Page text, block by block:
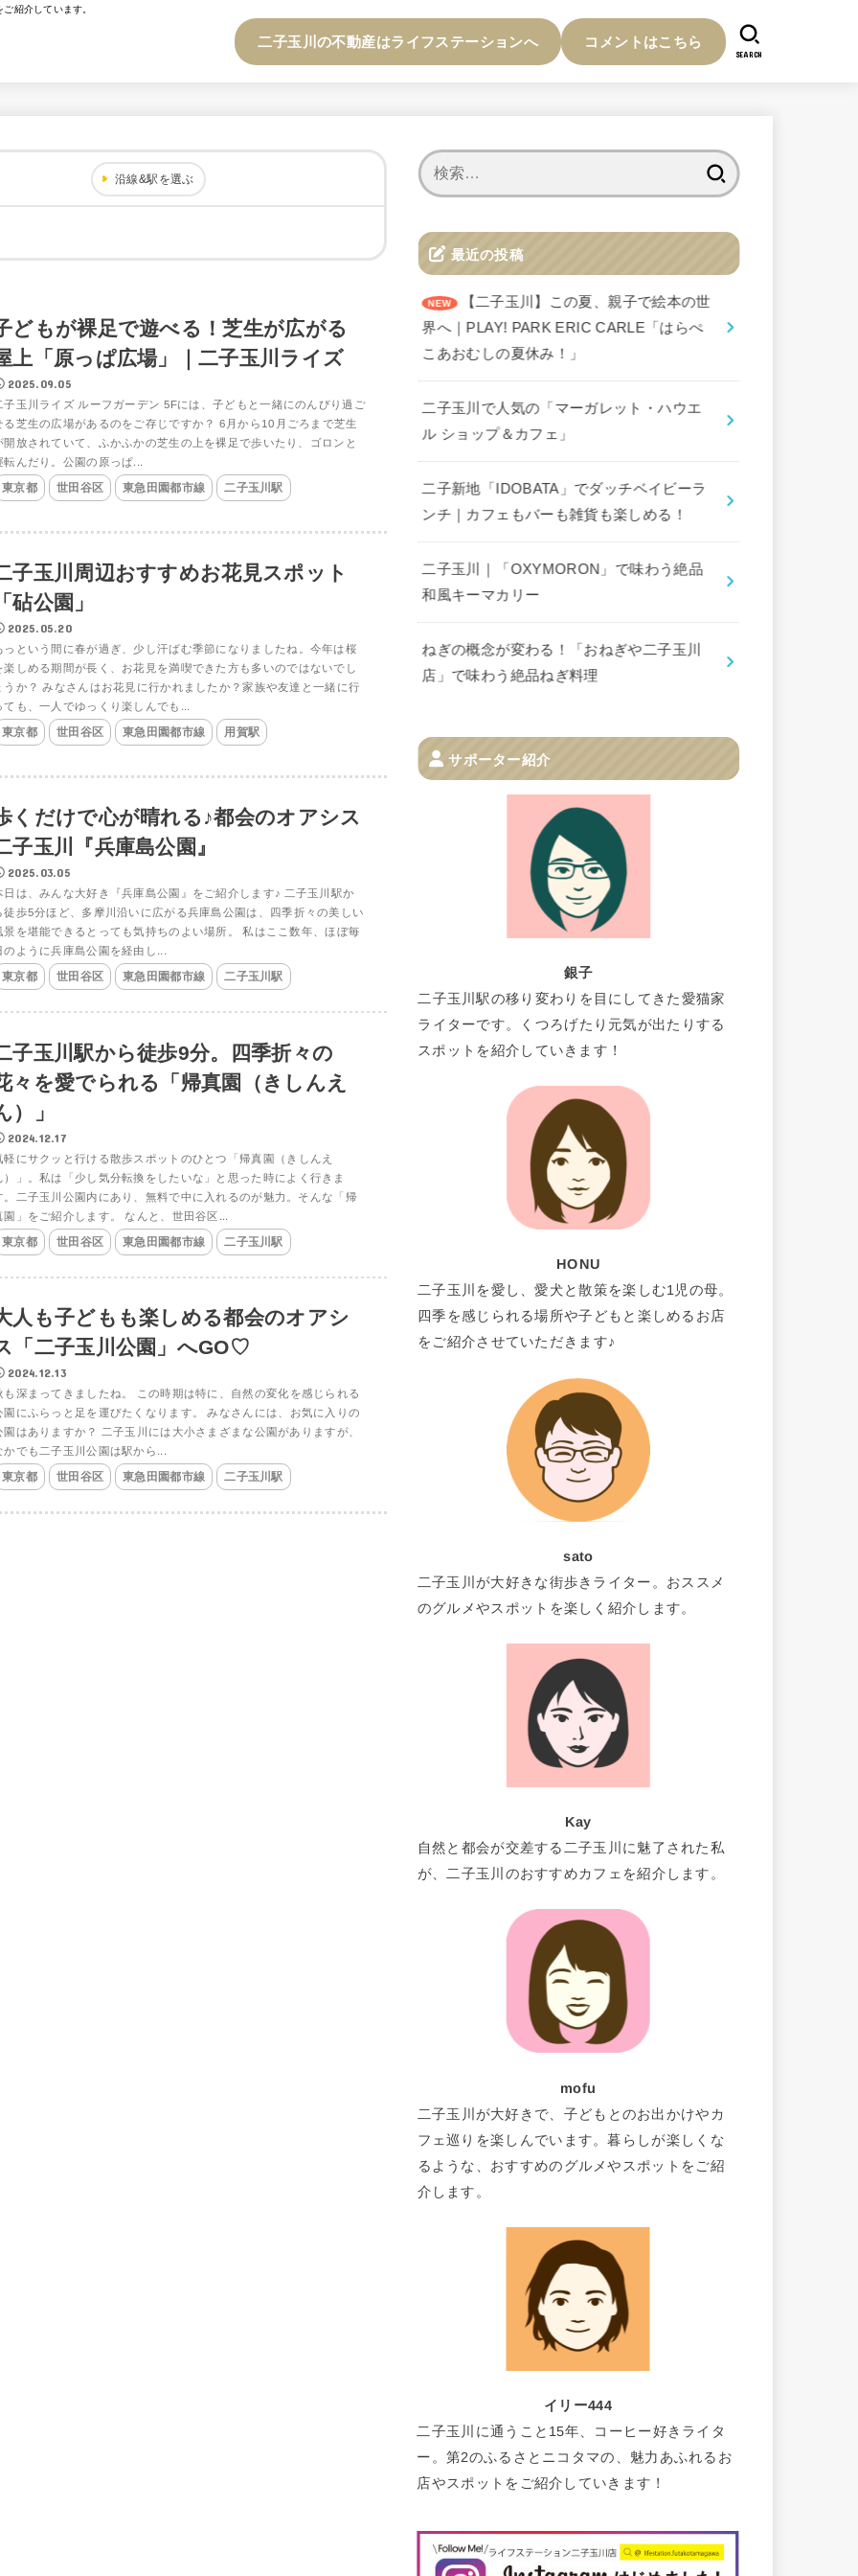
紹介しています。
二子玉川の不動産はライフステーションへ コメントはこちら
SEARCH
沿線&駅を選ぶ
どもが裸足で遊べる！芝生が広がる
上「原っぱ広場」｜二子玉川ライズ
2025.09.05
子玉川ライズ ルーフガーデン 5Fには、子どもと一緒にのんびり過ご
る芝生の広場があるのをご存じですか？ 6月から10月ごろまで芝生
開放されていて、ふかふかの芝生の上を裸足で歩いたり、ゴロンと
転んだり。公園の原っぱ...
東京都 世田谷区 東急田園都市線 二子玉川駅
子玉川周辺おすすめお花見スポット
砧公園」
2025.05.20
っという間に春が過ぎ、少し汗ばむ季節になりましたね。今年は桜
楽しめる期間が長く、お花見を満喫できた方も多いのではないでし
うか？ みなさんはお花見に行かれましたか？家族や友達と一緒に行
ても、一人でゆっくり楽しんでも...
東京都 世田谷区 東急田園都市線 用賀駅
くだけで心が晴れる♪都会のオアシス
子玉川『兵庫島公園』
2025.03.05
日は、みんな大好き『兵庫島公園』をご紹介します♪ 二子玉川駅か
徒歩5分ほど、多摩川沿いに広がる兵庫島公園は、四季折々の美しい
景を堪能できるとっても気持ちのよい場所。 私はここ数年、ほぼ毎
のように兵庫島公園を経由し...
東京都 世田谷区 東急田園都市線 二子玉川駅
子玉川駅から徒歩9分。四季折々の
々を愛でられる「帰真園（きしんえ
）」
2024.12.17
軽にサクッと行ける散歩スポットのひとつ「帰真園（きしんえ
）」。私は「少し気分転換をしたいな」と思った時によく行きま
。二子玉川公園内にあり、無料で中に入れるのが魅力。そんな「帰
園」をご紹介します。 なんと、世田谷区...
東京都 世田谷区 東急田園都市線 二子玉川駅
人も子どもも楽しめる都会のオアシ
「二子玉川公園」へGO♡
2024.12.13
も深まってきましたね。 この時期は特に、自然の変化を感じられる
園にふらっと足を運びたくなります。 みなさんには、お気に入りの
園はありますか？ 二子玉川には大小さまざまな公園がありますが、
かでも二子玉川公園は駅から...
東京都 世田谷区 東急田園都市線 二子玉川駅
最近の投稿
【二子玉川】この夏、親子で絵本の世
界へ｜PLAY! PARK ERIC CARLE「はらぺ
こあおむしの夏休み！」
二子玉川で人気の「マーガレット・ハウエ
ル ショップ＆カフェ」
二子新地「IDOBATA」でダッチベイビーラ
ンチ｜カフェもバーも雑貨も楽しめる！
二子玉川｜「OXYMORON」で味わう絶品
和風キーマカリー
ねぎの概念が変わる！「おねぎや二子玉川
店」で味わう絶品ねぎ料理
サポーター紹介
銀子
二子玉川駅の移り変わりを目にしてきた愛猫家
ライターです。くつろげたり元気が出たりする
スポットを紹介していきます！
HONU
二子玉川を愛し、愛犬と散策を楽しむ1児の母。
四季を感じられる場所や子どもと楽しめるお店
をご紹介させていただきます♪
sato
二子玉川が大好きな街歩きライター。おススメ
のグルメやスポットを楽しく紹介します。
Kay
自然と都会が交差する二子玉川に魅了された私
が、二子玉川のおすすめカフェを紹介します。
mofu
二子玉川が大好きで、子どもとのお出かけやカ
フェ巡りを楽しんでいます。暮らしが楽しくな
るような、おすすめのグルメやスポットをご紹
介します。
イリー444
二子玉川に通うこと15年、コーヒー好きライタ
ー。第2のふるさとニコタマの、魅力あふれるお
店やスポットをご紹介していきます！